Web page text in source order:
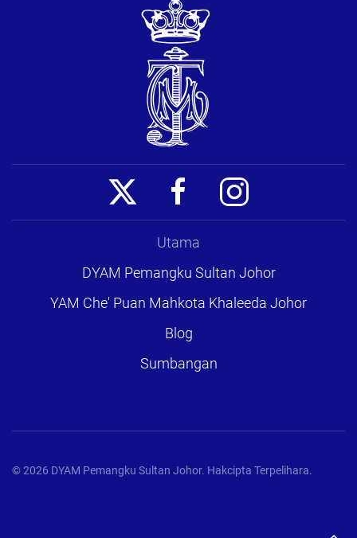
Utama
DYAM Pemangku Sultan Johor
YAM Che' Puan Mahkota Khaleeda Johor
Blog
Sumbangan
©2026 DYAM Pemangku Sultan Johor. Hakcipta Terpelihara.